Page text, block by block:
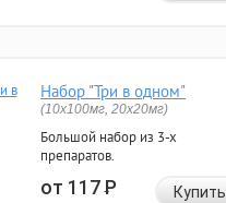
Набор "Три в одном"
(10x100мг, 20x20мг)
Большой набор из 3-х
препаратов.
от 117Р Купить